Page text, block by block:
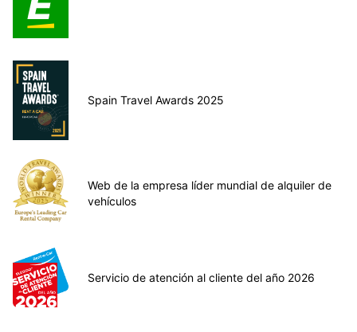
Spain Travel Awards 2025
Web de la empresa líder mundial de alquiler de
vehículos
Servicio de atención al cliente del año 2026